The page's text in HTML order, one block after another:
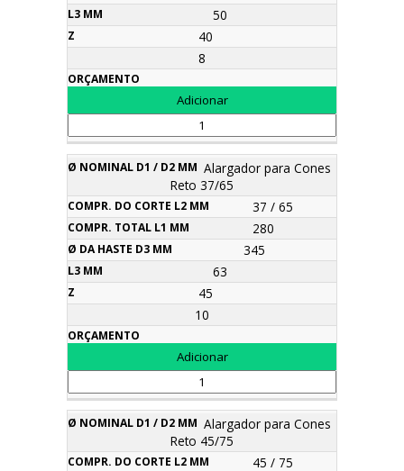
50
40
8
Alargador para Cones
Reto 37/65
37 / 65
280
345
63
45
10
Alargador para Cones
Reto 45/75
45 / 75